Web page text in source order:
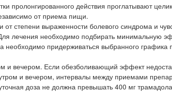
пролонгированного действия проглатывают
от приема пищи.
степени выраженности болевого синдрома и
лечения необходимо подбирать минимальную
необходимо придерживаться выбранного графика
и вечером. Если обезболивающий эффект
и вечером, интервалы между приемами
доза не должна превышать 400 мг